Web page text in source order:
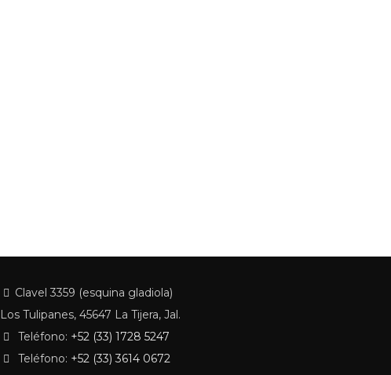
Clavel 3359 (esquina gladiola)
Los Tulipanes, 45647 La Tijera, Jal.
Teléfono: +52 (33) 1728 5247
Teléfono: +52 (33) 3614 0672